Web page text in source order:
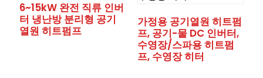
6~15kW 완전 직류 인버
터 냉난방 분리형 공기
열원 히트펌프
가정용 공기열원 히트펌
프, 공기-물 DC 인버터,
수영장/스파용 히트펌
프, 수영장 히터